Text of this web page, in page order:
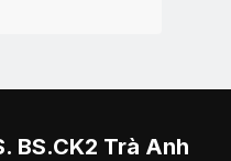
BS.CK2 Trà Anh